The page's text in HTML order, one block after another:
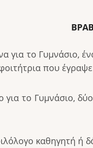
για το Γυμνάσιο,
που
το Γυμνάσιο,
καθηγητή ή